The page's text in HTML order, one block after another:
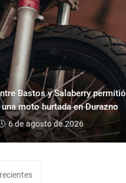
Bastos y Salaberry permitió
moto hurtada en Durazno
6 de agosto de 2026